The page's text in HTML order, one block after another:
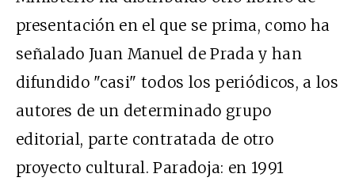
presentación en el que se prima, como ha
señalado Juan Manuel de Prada y han
difundido "casi" todos los periódicos, a los
autores de un determinado grupo
editorial, parte contratada de otro
proyecto cultural. Paradoja: en 1991